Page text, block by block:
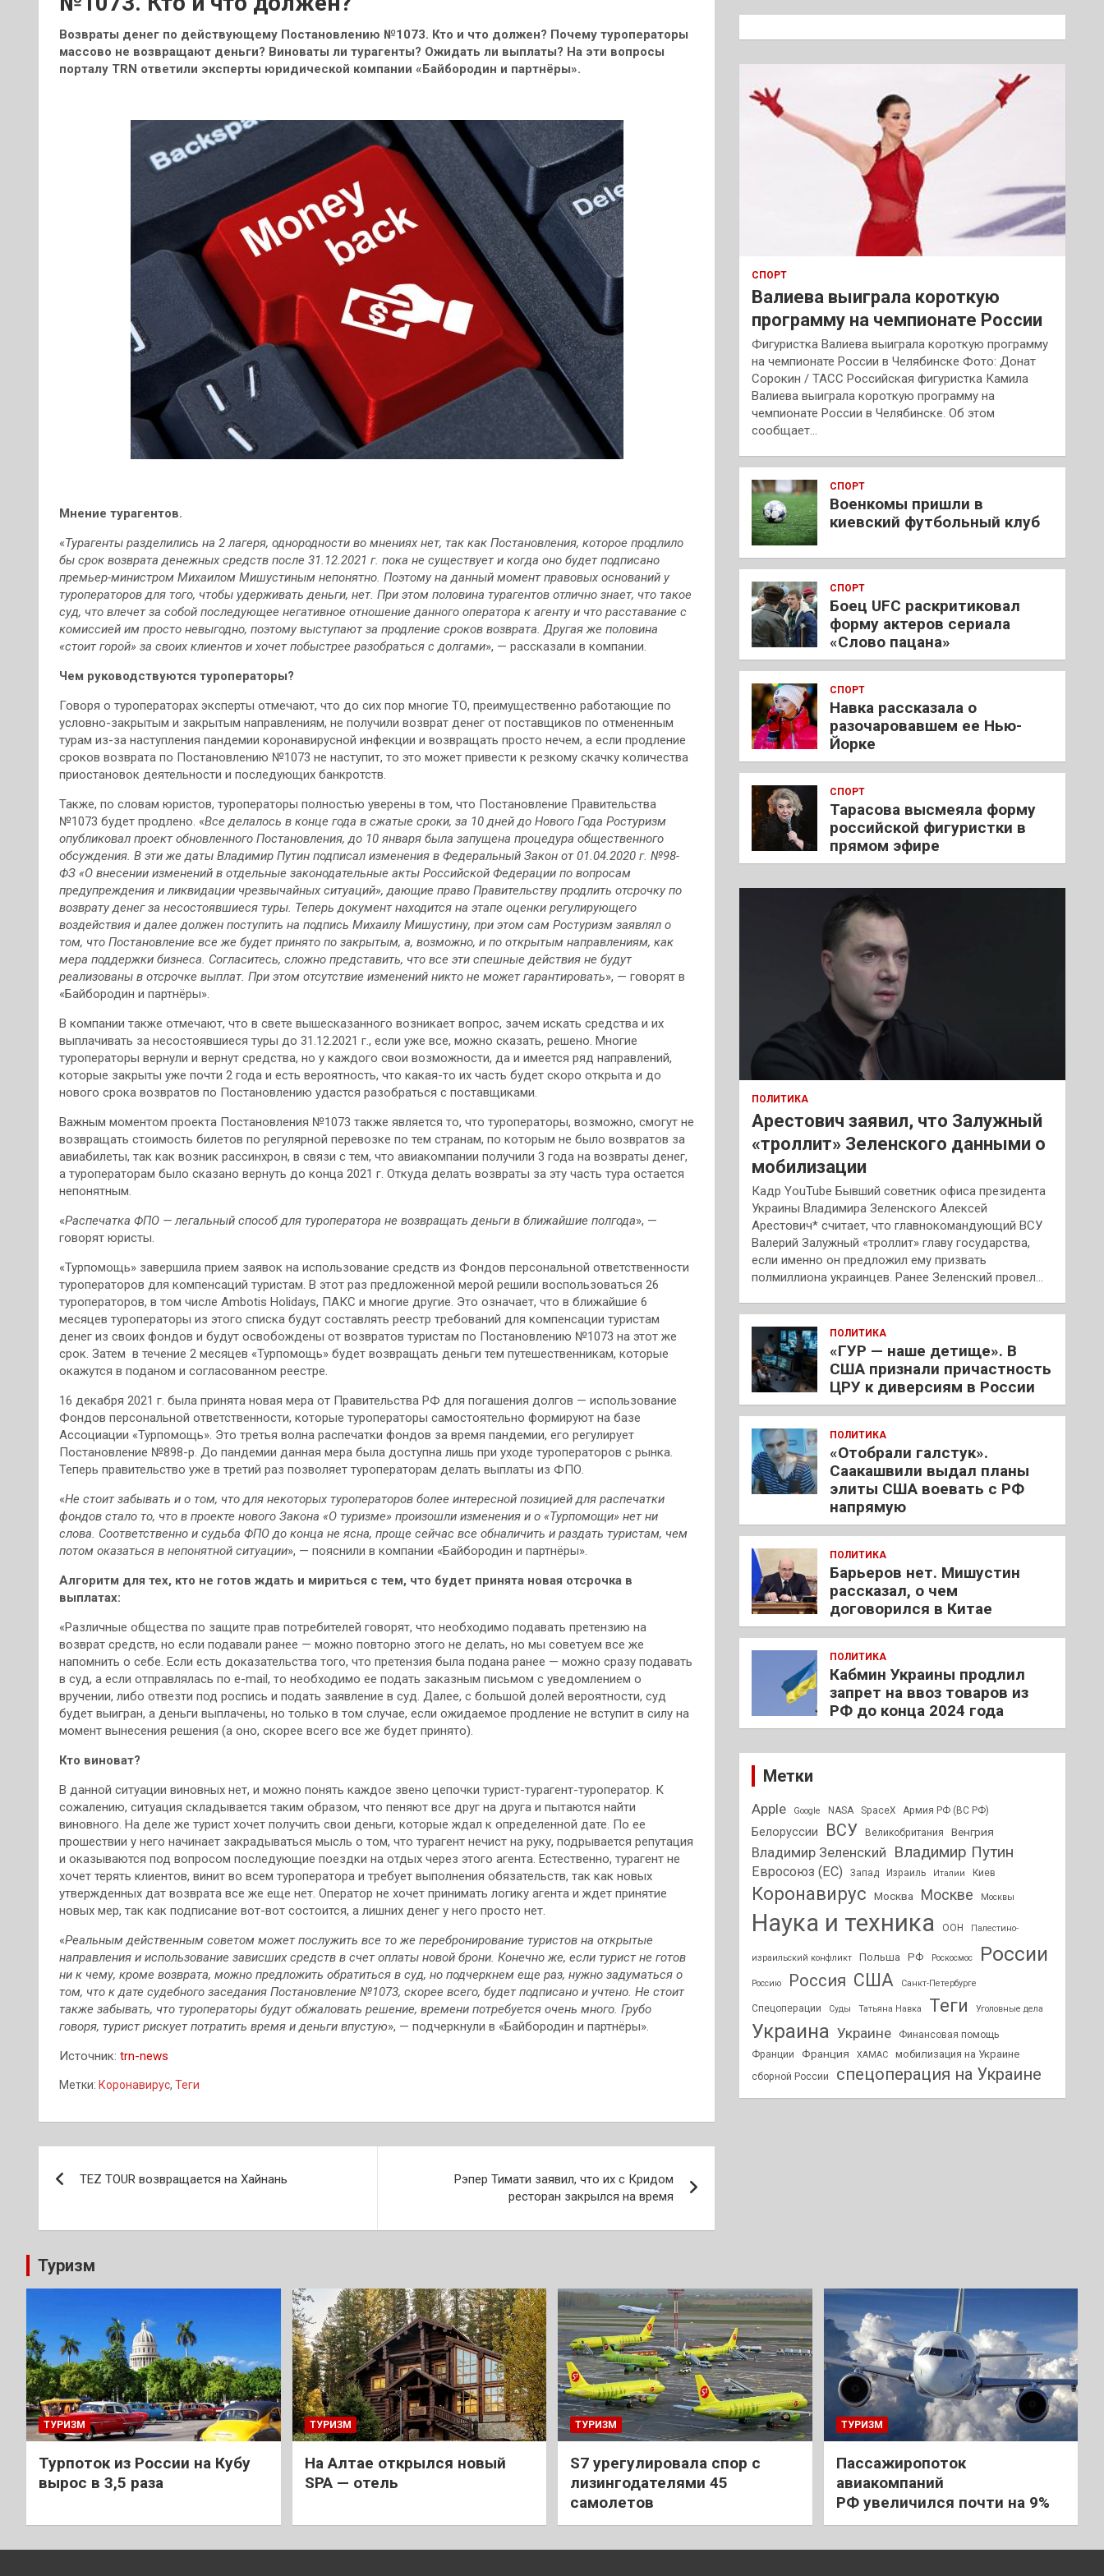
Возвраты денег по действующему Постановлению №1073. Кто и что должен? Почему туроператоры
массово не возвращают деньги? Виноваты ли турагенты? Ожидать ли выплаты? На эти вопросы
порталу TRN ответили эксперты юридической компании «Байбородин и партнёры».
Мнение турагентов.
«Турагенты разделились на 2 лагеря, однородности во мнениях нет, так как Постановления, которое продлило
бы срок возврата денежных средств после 31.12.2021 г. пока не существует и когда оно будет подписано
премьер-министром Михаилом Мишустиным непонятно. Поэтому на данный момент правовых оснований у
туроператоров для того, чтобы удерживать деньги, нет. При этом половина турагентов отлично знает, что такое
суд, что влечет за собой последующее негативное отношение данного оператора к агенту и что расставание с
комиссией им просто невыгодно, поэтому выступают за продление сроков возврата. Другая же половина
«стоит горой» за своих клиентов и хочет побыстрее разобраться с долгами», — рассказали в компании.
Чем руководствуются туроператоры?
Говоря о туроператорах эксперты отмечают, что до сих пор многие ТО, преимущественно работающие по
условно-закрытым и закрытым направлениям, не получили возврат денег от поставщиков по отмененным
турам из-за наступления пандемии коронавирусной инфекции и возвращать просто нечем, а если продление
сроков возврата по Постановлению №1073 не наступит, то это может привести к резкому скачку количества
приостановок деятельности и последующих банкротств.
Также, по словам юристов, туроператоры полностью уверены в том, что Постановление Правительства
№1073 будет продлено. «Все делалось в конце года в сжатые сроки, за 10 дней до Нового Года Ростуризм
опубликовал проект обновленного Постановления, до 10 января была запущена процедура общественного
обсуждения. В эти же даты Владимир Путин подписал изменения в Федеральный Закон от 01.04.2020 г. №98-
ФЗ «О внесении изменений в отдельные законодательные акты Российской Федерации по вопросам
предупреждения и ликвидации чрезвычайных ситуаций», дающие право Правительству продлить отсрочку по
возврату денег за несостоявшиеся туры. Теперь документ находится на этапе оценки регулирующего
воздействия и далее должен поступить на подпись Михаилу Мишустину, при этом сам Ростуризм заявлял о
том, что Постановление все же будет принято по закрытым, а, возможно, и по открытым направлениям, как
мера поддержки бизнеса. Согласитесь, сложно представить, что все эти спешные действия не будут
реализованы в отсрочке выплат. При этом отсутствие изменений никто не может гарантировать», — говорят в
«Байбородин и партнёры».
В компании также отмечают, что в свете вышесказанного возникает вопрос, зачем искать средства и их
выплачивать за несостоявшиеся туры до 31.12.2021 г., если уже все, можно сказать, решено. Многие
туроператоры вернули и вернут средства, но у каждого свои возможности, да и имеется ряд направлений,
которые закрыты уже почти 2 года и есть вероятность, что какая-то их часть будет скоро открыта и до
нового срока возвратов по Постановлению удастся разобраться с поставщиками.
Важным моментом проекта Постановления №1073 также является то, что туроператоры, возможно, смогут не
возвращать стоимость билетов по регулярной перевозке по тем странам, по которым не было возвратов за
авиабилеты, так как возник рассинхрон, в связи с тем, что авиакомпании получили 3 года на возвраты денег,
а туроператорам было сказано вернуть до конца 2021 г. Откуда делать возвраты за эту часть тура остается
непонятным.
«Распечатка ФПО — легальный способ для туроператора не возвращать деньги в ближайшие полгода», —
говорят юристы.
«Турпомощь» завершила прием заявок на использование средств из Фондов персональной ответственности
туроператоров для компенсаций туристам. В этот раз предложенной мерой решили воспользоваться 26
туроператоров, в том числе Ambotis Holidays, ПАКС и многие другие. Это означает, что в ближайшие 6
месяцев туроператоры из этого списка будут составлять реестр требований для компенсации туристам
денег из своих фондов и будут освобождены от возвратов туристам по Постановлению №1073 на этот же
срок. Затем в течение 2 месяцев «Турпомощь» будет возвращать деньги тем путешественникам, которые
окажутся в поданом и согласованном реестре.
16 декабря 2021 г. была принята новая мера от Правительства РФ для погашения долгов — использование
Фондов персональной ответственности, которые туроператоры самостоятельно формируют на базе
Ассоциации «Турпомощь». Это третья волна распечатки фондов за время пандемии, его регулирует
Постановление №898-р. До пандемии данная мера была доступна лишь при уходе туроператоров с рынка.
Теперь правительство уже в третий раз позволяет туроператорам делать выплаты из ФПО.
«Не стоит забывать и о том, что для некоторых туроператоров более интересной позицией для распечатки
фондов стало то, что в проекте нового Закона «О туризме» произошли изменения и о «Турпомощи» нет ни
слова. Соответственно и судьба ФПО до конца не ясна, проще сейчас все обналичить и раздать туристам, чем
потом оказаться в непонятной ситуации», — пояснили в компании «Байбородин и партнёры».
Алгоритм для тех, кто не готов ждать и мириться с тем, что будет принята новая отсрочка в
выплатах:
«Различные общества по защите прав потребителей говорят, что необходимо подавать претензию на
возврат средств, но если подавали ранее — можно повторно этого не делать, но мы советуем все же
напомнить о себе. Если есть доказательства того, что претензия была подана ранее — можно сразу подавать
в суд, а если отправлялась по e-mail, то необходимо ее подать заказным письмом с уведомлением о
вручении, либо отвезти под роспись и подать заявление в суд. Далее, с большой долей вероятности, суд
будет выигран, а деньги выплачены, но только в том случае, если ожидаемое продление не вступит в силу на
момент вынесения решения (а оно, скорее всего все же будет принято).
Кто виноват?
В данной ситуации виновных нет, и можно понять каждое звено цепочки турист-турагент-туроператор. К
сожалению, ситуация складывается таким образом, что пеняют все друг на друга и пытаются найти
виновного. На деле же турист хочет получить свои деньги, которые ждал к определенной дате. По ее
прошествии у него начинает закрадываться мысль о том, что турагент нечист на руку, подрывается репутация
и оказываются под вопросом последующие поездки на отдых через этого агента. Естественно, турагент не
хочет терять клиентов, винит во всем туроператора и требует выполнения обязательств, так как новых
утвержденных дат возврата все же еще нет. Оператор не хочет принимать логику агента и ждет принятие
новых мер, так как подписание вот-вот состоится, а лишних денег у него просто нет.
«Реальным действенным советом может послужить все то же перебронирование туристов на открытые
направления и использование зависших средств в счет оплаты новой брони. Конечно же, если турист не готов
ни к чему, кроме возврата, можно предложить обратиться в суд, но подчеркнем еще раз, нужно задуматься о
том, что к дате судебного заседания Постановление №1073, скорее всего, будет подписано и учтено. Не стоит
также забывать, что туроператоры будут обжаловать решение, времени потребуется очень много. Грубо
говоря, турист рискует потратить время и деньги впустую», — подчеркнули в «Байбородин и партнёры».
Источник: trn-news
Метки: Коронавирус, Теги
по
записям
TEZ TOUR возвращается на Хайнань
Рэпер Тимати заявил, что их с Кридом
ресторан закрылся на время
к
СПОРТ
Валиева выиграла короткую
программу на чемпионате России
Фигуристка Валиева выиграла короткую программу
на чемпионате России в Челябинске Фото: Донат
Сорокин / ТАСС Российская фигуристка Камила
Валиева выиграла короткую программу на
чемпионате России в Челябинске. Об этом
сообщает…
СПОРТ
Военкомы пришли в
киевский футбольный клуб
СПОРТ
Боец UFC раскритиковал
форму актеров сериала
«Слово пацана»
СПОРТ
Навка рассказала о
разочаровавшем ее Нью-
Йорке
СПОРТ
Тарасова высмеяла форму
российской фигуристки в
прямом эфире
ПОЛИТИКА
Арестович заявил, что Залужный
«троллит» Зеленского данными о
мобилизации
Кадр YouTube Бывший советник офиса президента
Украины Владимира Зеленского Алексей
Арестович* считает, что главнокомандующий ВСУ
Валерий Залужный «троллит» главу государства,
если именно он предложил ему призвать
полмиллиона украинцев. Ранее Зеленский провел…
ПОЛИТИКА
«ГУР — наше детище». В
США признали причастность
ЦРУ к диверсиям в России
ПОЛИТИКА
«Отобрали галстук».
Саакашвили выдал планы
элиты США воевать с РФ
напрямую
ПОЛИТИКА
Барьеров нет. Мишустин
рассказал, о чем
договорился в Китае
ПОЛИТИКА
Кабмин Украины продлил
запрет на ввоз товаров из
РФ до конца 2024 года
Метки
Apple Google NASA SpaceX Армия РФ (ВС РФ)
Белоруссии ВСУ Великобритания Венгрия
Владимир Зеленский Владимир Путин
Евросоюз (ЕС) Запад Израиль Италии Киев
Коронавирус Москва Москве Москвы
Наука и техника ООН Палестино-
израильский конфликт Польша РФ Роскосмос России
Россию Россия США Санкт-Петербурге
Спецоперации Суды Татьяна Навка Теги Уголовные дела
Украина Украине
Финансовая помощь
Франции
Франция ХАМАС мобилизация на Украине
сборной России спецоперация на Украине
Туризм
ТУРИЗМ
Турпоток из России на Кубу
вырос в 3,5 раза
ТУРИЗМ
На Алтае открылся новый
SPA — отель
ТУРИЗМ
S7 урегулировала спор с
лизингодателями 45
самолетов
ТУРИЗМ
Пассажиропоток
авиакомпаний
РФ увеличился почти на 9%